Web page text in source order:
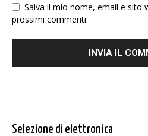
Salva il mio nome, email e sito
prossimi commenti.
Selezione di elettronica